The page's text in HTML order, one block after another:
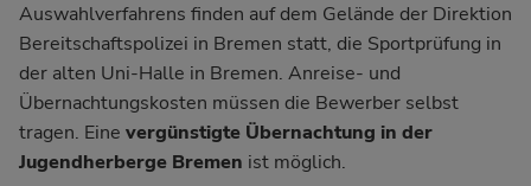
Auswahlverfahrens finden auf dem Gelände der Direktion
Bereitschaftspolizei in Bremen statt, die Sportprüfung in
der alten Uni-Halle in Bremen. Anreise- und
Übernachtungskosten müssen die Bewerber selbst
tragen. Eine vergünstigte Übernachtung in der
Jugendherberge Bremen ist möglich.